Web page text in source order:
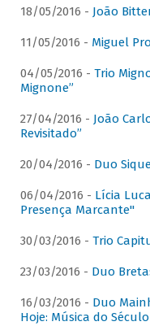
18/05/2016 - João
11/05/2016 - Miguel
04/05/2016 - Trio
Mignone”
27/04/2016 - João
Revisitado”
20/04/2016 - Duo
06/04/2016 - Lícia
Presença Marcante"
30/03/2016 - Trio
23/03/2016 - Duo
16/03/2016 - Duo
Hoje: Música do